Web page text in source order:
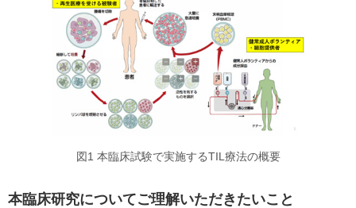
図1 本臨床試験で実施するTIL療法の概要
本臨床研究についてご理解いただきたいこと